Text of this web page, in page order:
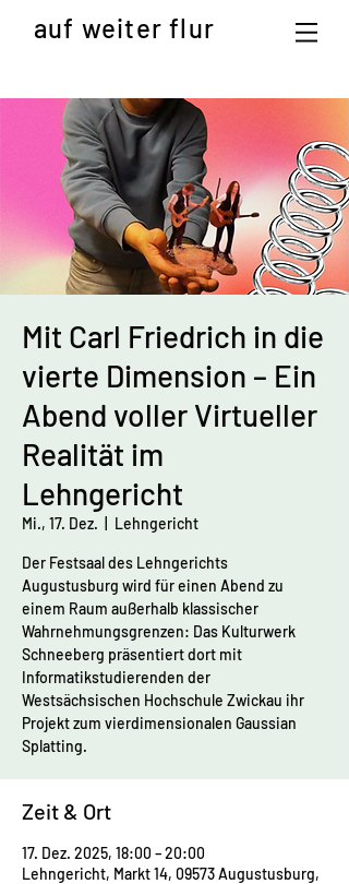
auf weiter flur
Mit Carl Friedrich in die
vierte Dimension – Ein
Abend voller Virtueller
Realität im
Lehngericht
Mi., 17. Dez. Lehngericht
Der Festsaal des Lehngerichts
Augustusburg wird für einen Abend zu
einem Raum außerhalb klassischer
Wahrnehmungsgrenzen: Das Kulturwerk
Schneeberg präsentiert dort mit
Informatikstudierenden der
Westsächsischen Hochschule Zwickau ihr
Projekt zum vierdimensionalen Gaussian
Splatting.
Zeit & Ort
17. Dez. 2025, 18:00 – 20:00
Lehngericht, Markt 14, 09573 Augustusburg,